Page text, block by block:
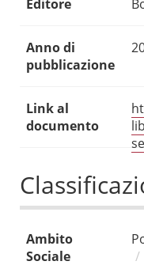
Editore
Anno di
pubblicazione
Link al
documento
Ambito
Sociale